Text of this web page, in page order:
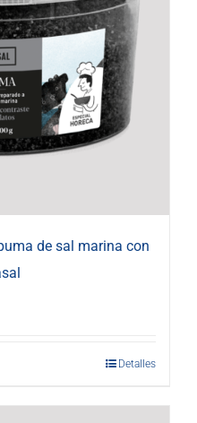
de sal marina con
Detalles